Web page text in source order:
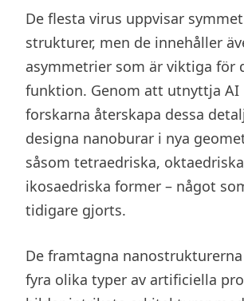
De flesta virus uppvisar
strukturer, men de innehåller
asymmetrier som är viktiga för
funktion. Genom att utnyttja AI
forskarna återskapa dessa
designa nanoburar i nya
såsom tetraedriska,
ikosaedriska former – något
tidigare gjorts.
De framtagna
fyra olika typer av artificiella